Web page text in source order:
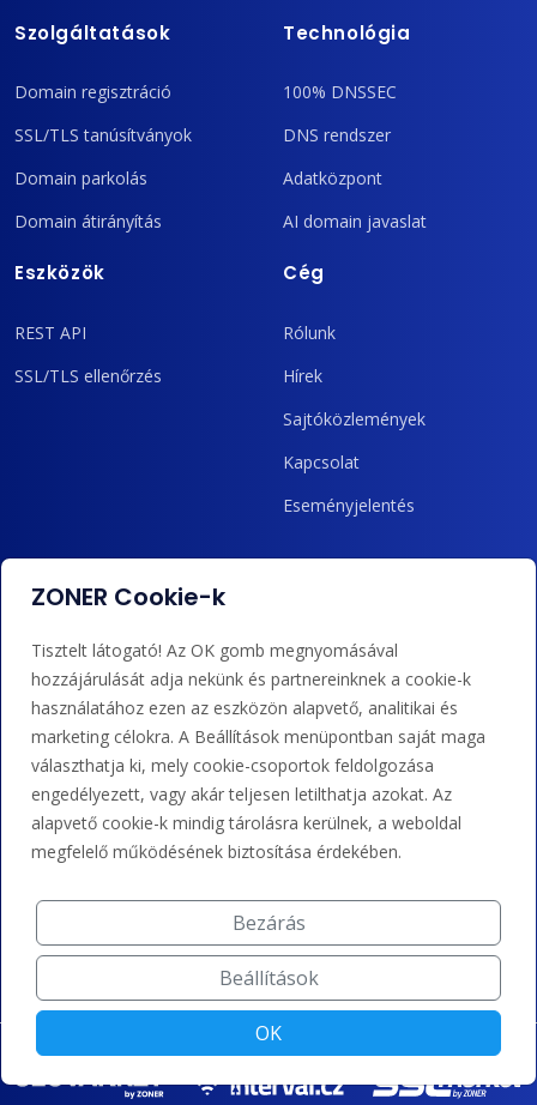
Szolgáltatások
Domain regisztráció
SSL/TLS tanúsítványok
Domain parkolás
Domain átirányítás
Technológia
100% DNSSEC
DNS rendszer
Adatközpont
AI domain javaslat
Eszközök
REST API
SSL/TLS ellenőrzés
Cég
Rólunk
Hírek
Sajtóközlemények
Kapcsolat
Eseményjelentés
Támogatás
+36 202 343 883
admin@zoner.hu
Elfogadunk kártyás fizetést, Google/Apple Pay-t, banki
ZONER Cookie-k
Tisztelt látogató! Az OK gomb megnyomásával
hozzájárulását adja nekünk és partnereinknek a cookie-k
használatához ezen az eszközön alapvető, analitikai és
marketing célokra. A Beállítások menüpontban saját maga
választhatja ki, mely cookie-csoportok feldolgozása
engedélyezett, vagy akár teljesen letilthatja azokat. Az
alapvető cookie-k mindig tárolásra kerülnek, a weboldal
megfelelő működésének biztosítása érdekében.
Bezárás
Beállítások
OK